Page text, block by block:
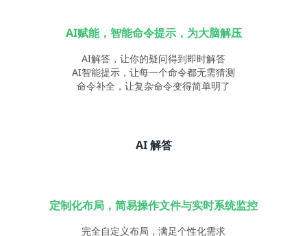
AI赋能，智能命令提示，为大脑解压
AI解答，让你的疑问得到即时解答
AI智能提示，让每一个命令都无需猜测
命令补全，让复杂命令变得简单明了
AI 解答
定制化布局，简易操作文件与实时系统监控
完全自定义布局，满足个性化需求